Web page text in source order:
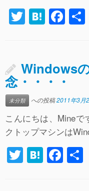
T
wi
er
H
at
n
a
F
a
e
b
o
o
k
Windows
念・・・・
未分類 への投稿2011年3月
こんにちは、Mine
クトップマシンは
T
wi
H
at
F
a